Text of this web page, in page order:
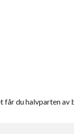
du halvparten